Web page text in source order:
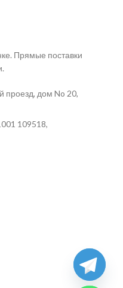
Прямые поставки
проезд, дом No 20,
109518,